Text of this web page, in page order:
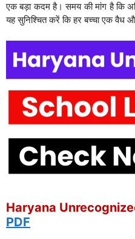
एक बड़ा कदम है। समय की मांग है कि
यह सुनिश्चित करें कि हर बच्चा एक वैध
Haryana
PDF